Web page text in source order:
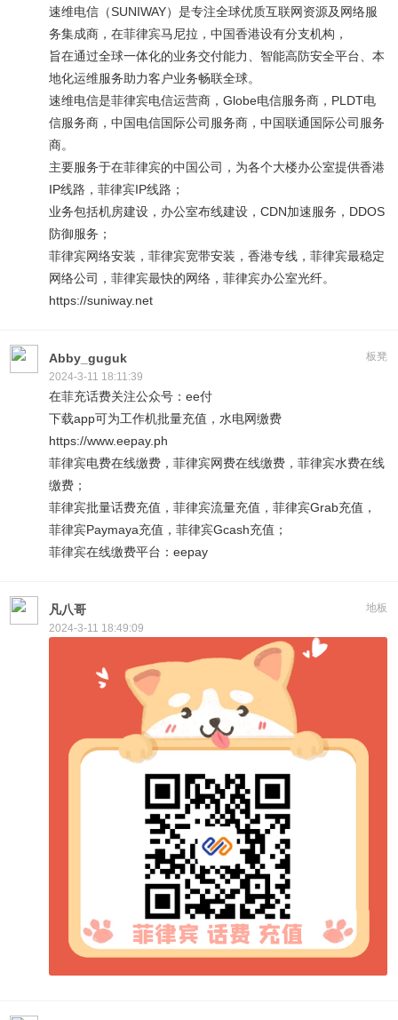
速维电信（SUNIWAY）是专注全球优质互联网资源及网络服
务集成商，在菲律宾马尼拉，中国香港设有分支机构，
旨在通过全球一体化的业务交付能力、智能高防安全平台、本
地化运维服务助力客户业务畅联全球。
速维电信是菲律宾电信运营商，Globe电信服务商，PLDT电
信服务商，中国电信国际公司服务商，中国联通国际公司服务
商。
主要服务于在菲律宾的中国公司，为各个大楼办公室提供香港
IP线路，菲律宾IP线路；
业务包括机房建设，办公室布线建设，CDN加速服务，DDOS
防御服务；
菲律宾网络安装，菲律宾宽带安装，香港专线，菲律宾最稳定
网络公司，菲律宾最快的网络，菲律宾办公室光纤。
https://suniway.net
板凳
Abby_guguk
2024-3-11 18:11:39
在菲充话费关注公众号：ee付
下载app可为工作机批量充值，水电网缴费
https://www.eepay.ph
菲律宾电费在线缴费，菲律宾网费在线缴费，菲律宾水费在线
缴费；
菲律宾批量话费充值，菲律宾流量充值，菲律宾Grab充值，
菲律宾Paymaya充值，菲律宾Gcash充值；
菲律宾在线缴费平台：eepay
地板
凡八哥
2024-3-11 18:49:09